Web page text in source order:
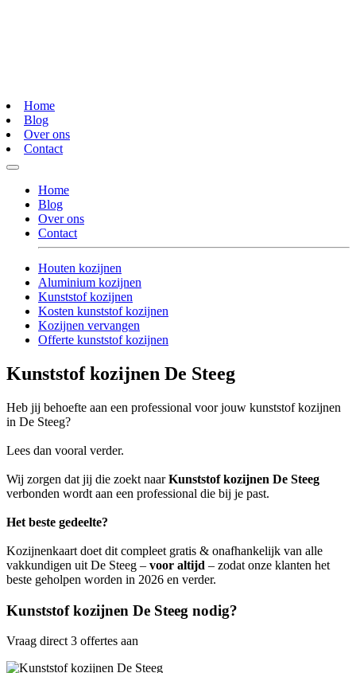
Home
Blog
Over ons
Contact
Home
Blog
Over ons
Contact
Houten kozijnen
Aluminium kozijnen
Kunststof kozijnen
Kosten kunststof kozijnen
Kozijnen vervangen
Offerte kunststof kozijnen
Kunststof kozijnen De Steeg
Heb jij behoefte aan een professional voor jouw kunststof kozijnen
in De Steeg?
Lees dan vooral verder.
Wij zorgen dat jij die zoekt naarKunststof kozijnen De Steeg
verbonden wordt aan een professional die bij je past.
Het beste gedeelte?
Kozijnenkaart doet dit compleet gratis & onafhankelijk van alle
vakkundigen uit De Steeg – voor altijd – zodat onze klanten het
beste geholpen worden in 2026 en verder.
Kunststof kozijnen De Steeg nodig?
Vraag direct 3 offertes aan